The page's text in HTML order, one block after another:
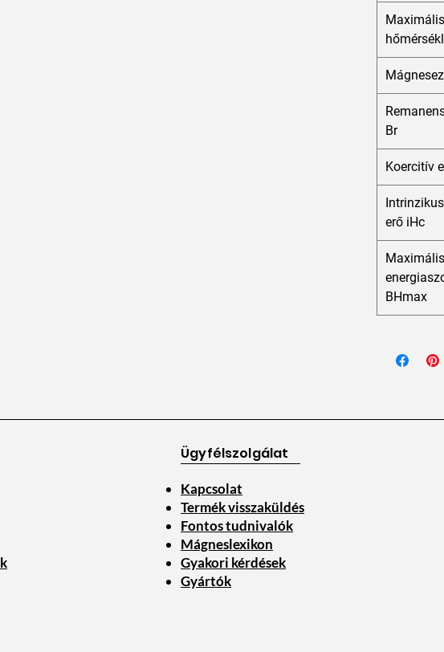
Br
Koercitív
erő iHc
Maximális
BHmax
Ügyfélszolgálat
Kapcsolat
Termék visszaküldés
Fontos tudnivalók
Mágneslexikon
Gyakori kérdések
Gyártók